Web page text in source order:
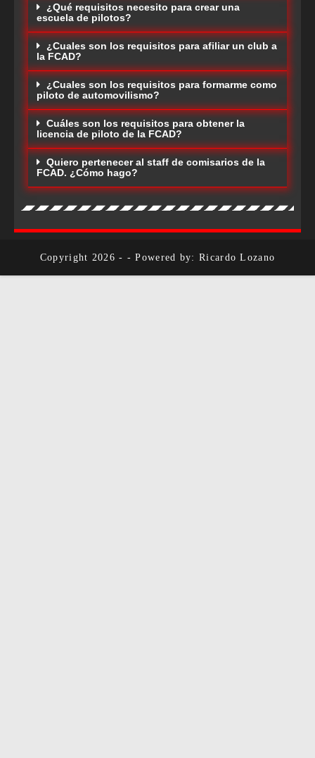
¿Qué requisitos necesito para crear una
escuela de pilotos?
¿Cuales son los requisitos para afiliar un club a
la FCAD?
¿Cuales son los requisitos para formarme como
piloto de automovilismo?
Cuáles son los requisitos para obtener la
licencia de piloto de la FCAD?
Quiero pertenecer al staff de comisarios de la
FCAD. ¿Cómo hago?
Copyright 2026 - - Powered by: Ricardo Lozano